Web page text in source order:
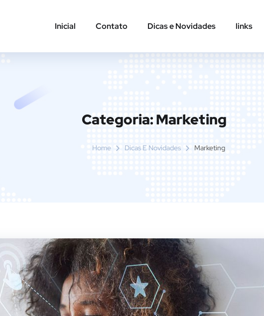
Inicial Contato Dicas e Novidades links
Categoria:Marketing
Home Dicas E Novidades Marketing